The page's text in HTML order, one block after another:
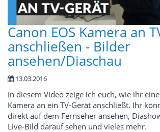
Canon EOS Kamera an
anschließen - Bilder
ansehen/Diaschau
13.03.2016
In diesem Video zeige ich euch, wie ihr eine
Kamera an ein TV-Gerät anschließt. Ihr
direkt auf dem Fernseher ansehen,
Live-Bild darauf sehen und vieles mehr.